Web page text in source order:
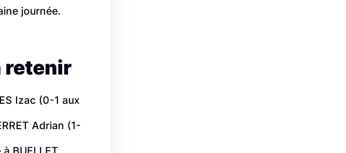
journée.
retenir
Izac (0-1 aux
Adrian (1-